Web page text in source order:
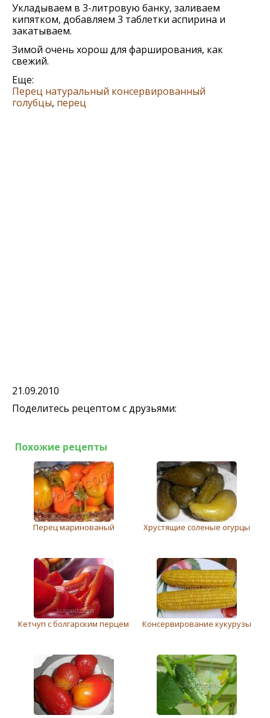
Укладываем в 3-литровую банку, заливаем
кипятком, добавляем 3 таблетки аспирина и
закатываем.
Зимой очень хорош для фарширования, как
свежий.
Еще:
Перец натуральный консервированный
голубцы, перец
21.09.2010
Поделитесь рецептом с друзьями:
Похожие рецепты
Перец маринованый Хрустящие соленые огурцы
Кетчуп с болгарским перцем Консервирование кукурузы